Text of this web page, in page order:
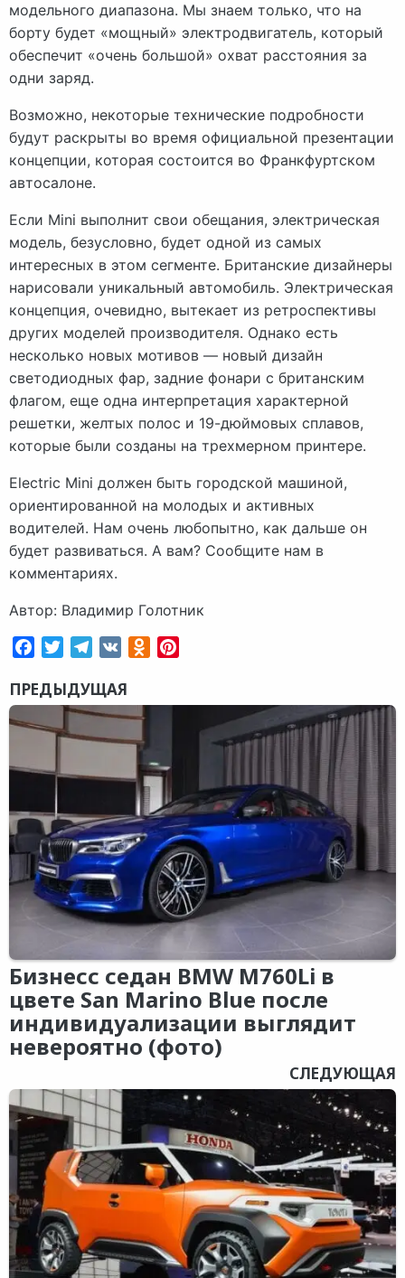
модельного диапазона. Мы знаем только, что на
борту будет «мощный» электродвигатель, который
обеспечит «очень большой» охват расстояния за
одни заряд.
Возможно, некоторые технические подробности
будут раскрыты во время официальной презентации
концепции, которая состоится во Франкфуртском
автосалоне.
Если Mini выполнит свои обещания, электрическая
модель, безусловно, будет одной из самых
интересных в этом сегменте. Британские дизайнеры
нарисовали уникальный автомобиль. Электрическая
концепция, очевидно, вытекает из ретроспективы
других моделей производителя. Однако есть
несколько новых мотивов — новый дизайн
светодиодных фар, задние фонари с британским
флагом, еще одна интерпретация характерной
решетки, желтых полос и 19-дюймовых сплавов,
которые были созданы на трехмерном принтере.
Electric Mini должен быть городской машиной,
ориентированной на молодых и активных
водителей. Нам очень любопытно, как дальше он
будет развиваться. А вам? Сообщите нам в
комментариях.
Автор: Владимир Голотник
FacebookTwitterTelegram
VK Odnoklassniki
ПРЕДЫДУЩАЯ
Бизнесс седан BMW M760Li в
цвете San Marino Blue после
индивидуализации выглядит
невероятно (фото)
СЛЕДУЮЩАЯ